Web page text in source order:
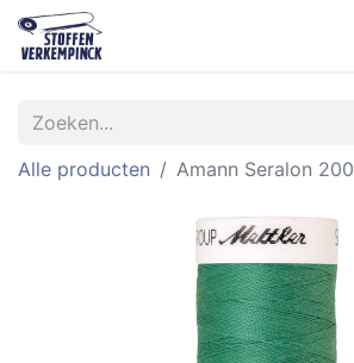
Alle producten Amann Seralon